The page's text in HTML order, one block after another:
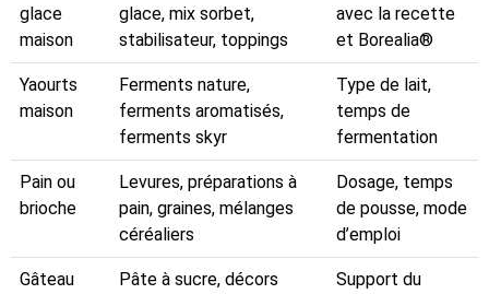
glace
maison
glace, mix sorbet,
stabilisateur, toppings
avec la recette
et Borealia®
Yaourts
maison
Ferments nature,
ferments aromatisés,
ferments skyr
Type de lait,
temps de
fermentation
Pain ou
brioche
Levures, préparations à
pain, graines, mélanges
céréaliers
Dosage, temps
de pousse, mode
d’emploi
Gâteau Pâte à sucre, décors Support du